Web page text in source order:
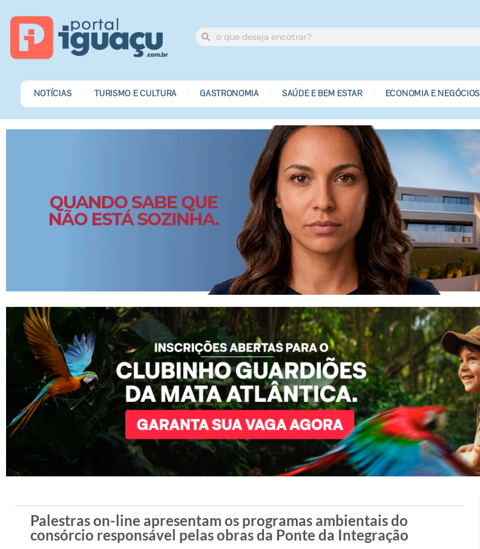
NOTÍCIAS TURISMO E CULTURA GASTRONOMIA SAÚDE E BEM ESTAR ECONOMIA E NEGÓCIOS
Palestras on-line apresentam os programas ambientais do
consórcio responsável pelas obras da Ponte da Integração